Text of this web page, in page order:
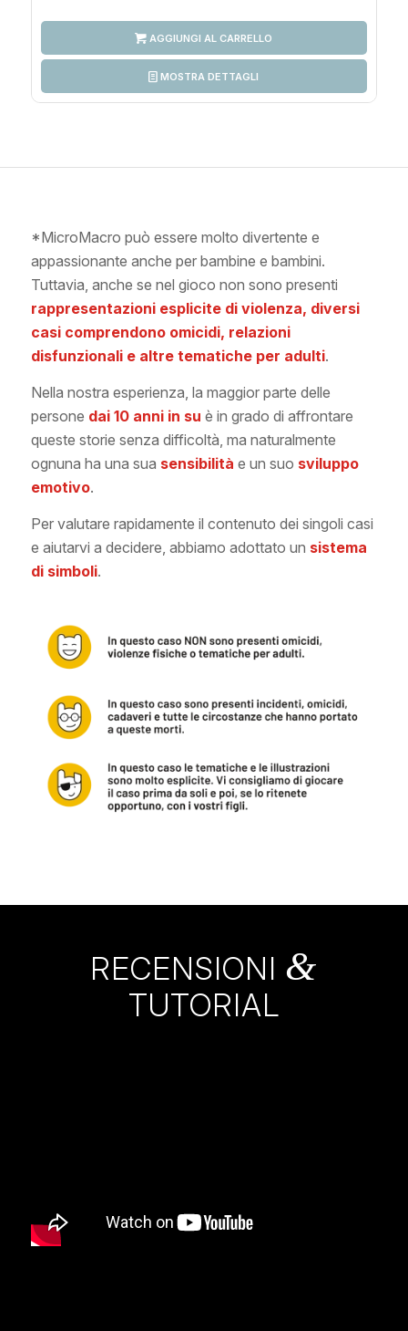
AGGIUNGI AL CARRELLO
MOSTRA DETTAGLI
*MicroMacro può essere molto divertente e
appassionante anche per bambine e bambini.
Tuttavia, anche se nel gioco non sono presenti
rappresentazioni esplicite di violenza, diversi
casi comprendono omicidi, relazioni
disfunzionali e altre tematiche per adulti.
Nella nostra esperienza, la maggior parte delle
persone dai 10 anni in su è in grado di affrontare
queste storie senza difficoltà, ma naturalmente
ognuna ha una sua sensibilità e un suo sviluppo
emotivo.
Per valutare rapidamente il contenuto dei singoli casi
e aiutarvi a decidere, abbiamo adottato un sistema
di simboli.
RECENSIONI &
TUTORIAL